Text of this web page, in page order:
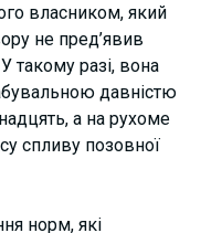
власником, який
не пред’явив
такому разі, вона
давністю
а на рухоме
спливу позовної
норм, які